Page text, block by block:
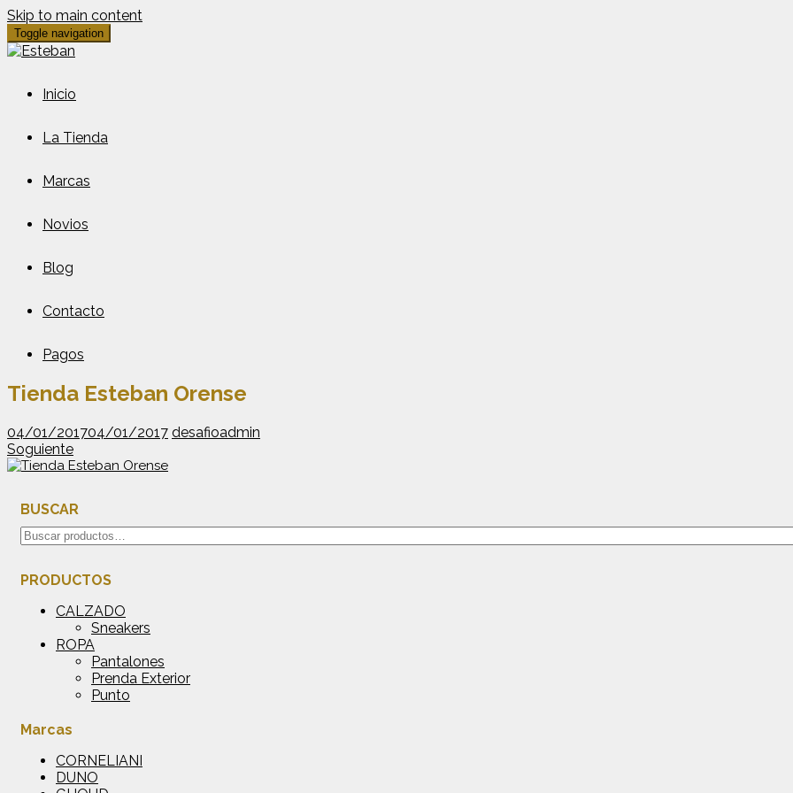
Skip to main content
Toggle navigation
Inicio
La Tienda
Marcas
Novios
Blog
Contacto
Pagos
Tienda Esteban Orense
04/01/201704/01/2017 desafioadmin
Soguiente
BUSCAR
Buscar
por:
PRODUCTOS
CALZADO
Sneakers
ROPA
Pantalones
Prenda Exterior
Punto
Marcas
CORNELIANI
DUNO